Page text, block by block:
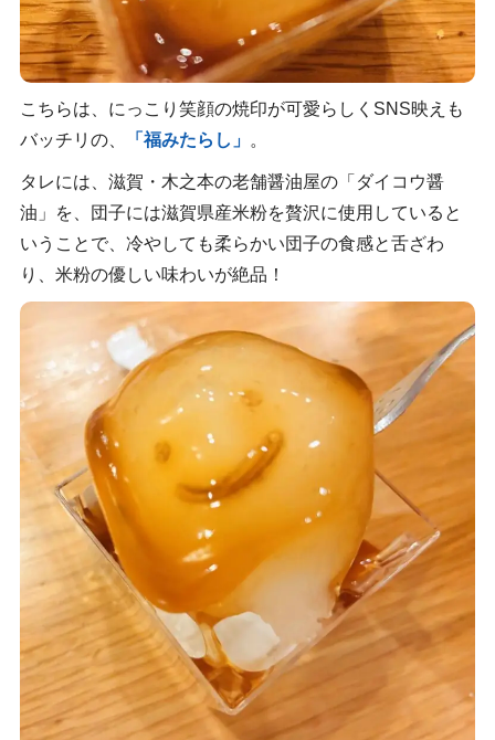
こちらは、にっこり笑顔の焼印が可愛らしくSNS映えも
バッチリの、
「福みたらし」 。
タレには、滋賀・木之本の老舗醤油屋の「ダイコウ醤
油」を、団子には滋賀県産米粉を贅沢に使用していると
いうことで、冷やしても柔らかい団子の食感と舌ざわ
り、米粉の優しい味わいが絶品！